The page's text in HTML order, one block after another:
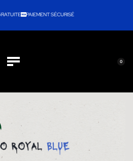
PAIEMENT SÉCURISÉ
0